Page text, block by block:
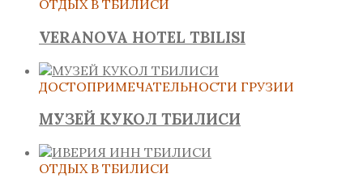
ОТДЫХ В ТБИЛИСИ
VERANOVA HOTEL TBILISI
ДОСТОПРИМЕЧАТЕЛЬНОСТИ ГРУЗИИ
МУЗЕЙ КУКОЛ ТБИЛИСИ
ОТДЫХ В ТБИЛИСИ